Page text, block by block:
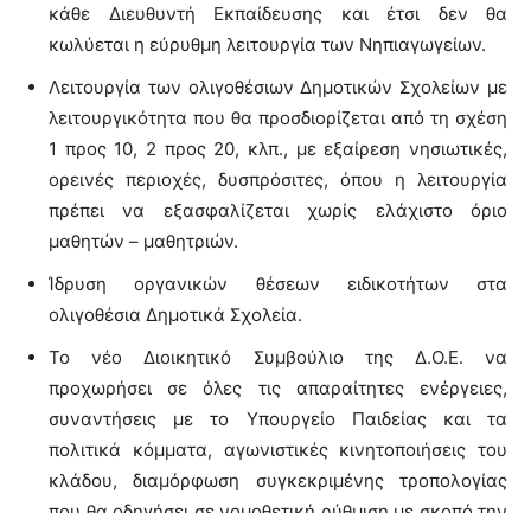
κάθε Διευθυντή Εκπαίδευσης και έτσι δεν θα
κωλύεται η εύρυθμη λειτουργία των Νηπιαγωγείων.
Λειτουργία των ολιγοθέσιων Δημοτικών Σχολείων με
λειτουργικότητα που θα προσδιορίζεται από τη σχέση
1 προς 10, 2 προς 20, κλπ., με εξαίρεση νησιωτικές,
ορεινές περιοχές, δυσπρόσιτες, όπου η λειτουργία
πρέπει να εξασφαλίζεται χωρίς ελάχιστο όριο
μαθητών – μαθητριών.
Ίδρυση οργανικών θέσεων ειδικοτήτων στα
ολιγοθέσια Δημοτικά Σχολεία.
Το νέο Διοικητικό Συμβούλιο της Δ.Ο.Ε. να
προχωρήσει σε όλες τις απαραίτητες ενέργειες,
συναντήσεις με το Υπουργείο Παιδείας και τα
πολιτικά κόμματα, αγωνιστικές κινητοποιήσεις του
κλάδου, διαμόρφωση συγκεκριμένης τροπολογίας